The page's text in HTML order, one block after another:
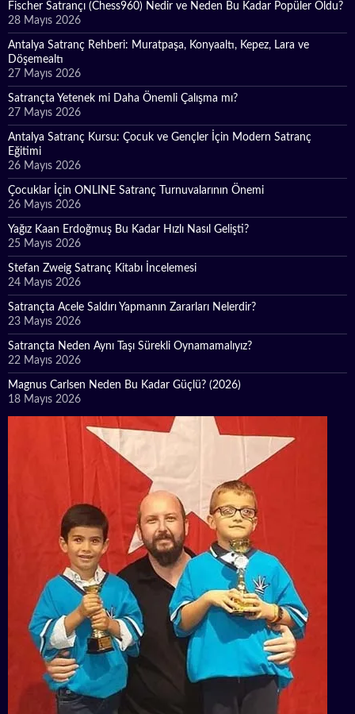
Fischer Satrançı (Chess960) Nedir ve Neden Bu Kadar Popüler Oldu?
28 Mayıs 2026
Antalya Satranç Rehberi: Muratpaşa, Konyaaltı, Kepez, Lara ve
Döşemealtı
27 Mayıs 2026
Satrançta Yetenek mi Daha Önemli Çalışma mı?
27 Mayıs 2026
Antalya Satranç Kursu: Çocuk ve Gençler İçin Modern Satranç
Eğitimi
26 Mayıs 2026
Çocuklar İçin ONLINE Satranç Turnuvalarının Önemi
26 Mayıs 2026
Yağız Kaan Erdoğmuş Bu Kadar Hızlı Nasıl Gelişti?
25 Mayıs 2026
Stefan Zweig Satranç Kitabı İncelemesi
24 Mayıs 2026
Satrançta Acele Saldırı Yapmanın Zararları Nelerdir?
23 Mayıs 2026
Satrançta Neden Aynı Taşı Sürekli Oynamamalıyız?
22 Mayıs 2026
Magnus Carlsen Neden Bu Kadar Güçlü? (2026)
18 Mayıs 2026